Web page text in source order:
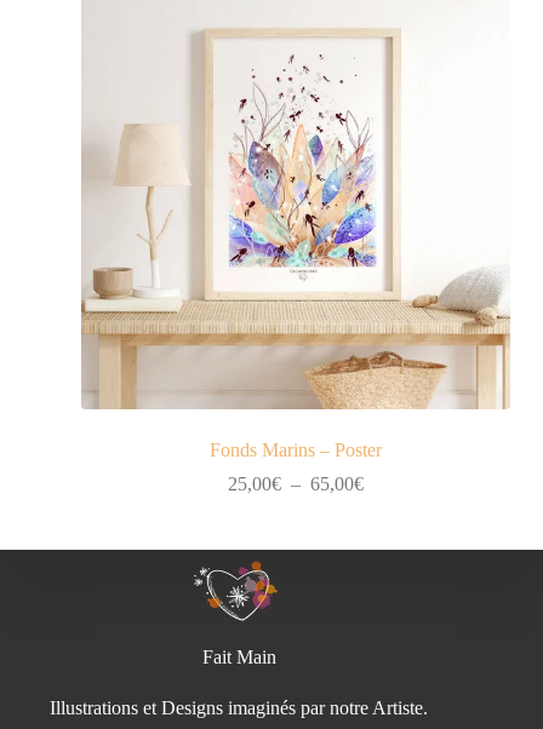
65,00€
Fonds Marins – Poster
25,00€ – 65,00€Plage
25,00€
Fait Main
Illustrations et Designs imaginés par notre Artiste.